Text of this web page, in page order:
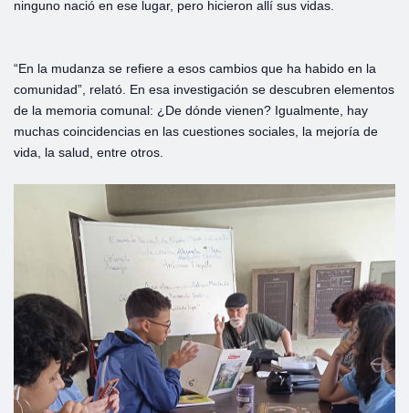
ninguno nació en ese lugar, pero hicieron allí sus vidas.
“En la mudanza se refiere a esos cambios que ha habido en la
comunidad”, relató. En esa investigación se descubren elementos
de la memoria comunal: ¿De dónde vienen? Igualmente, hay
muchas coincidencias en las cuestiones sociales, la mejoría de
vida, la salud, entre otros.